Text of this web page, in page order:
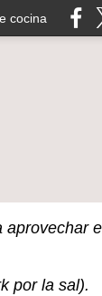
cocina
por la sal).